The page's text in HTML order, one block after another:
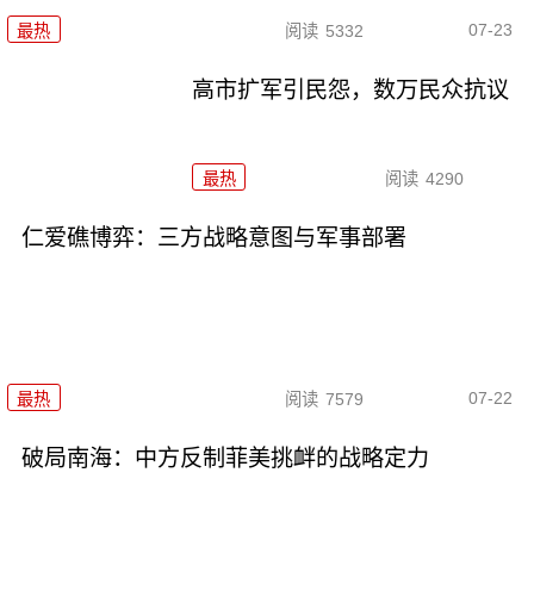
最热 阅读 5332 07-23
高市扩军引民怨，数万民众抗议
最热 阅读 4290
仁爱礁博弈：三方战略意图与军事部署
最热 阅读 7579 07-22
破局南海：中方反制菲美挑衅的战略定力